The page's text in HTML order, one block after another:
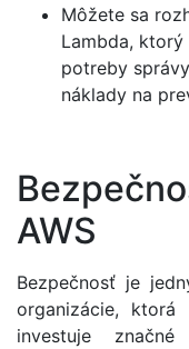
Môžete sa
Lambda,
potreby
náklady na
AWS
Bezpečnosť je
organizácie,
investuje